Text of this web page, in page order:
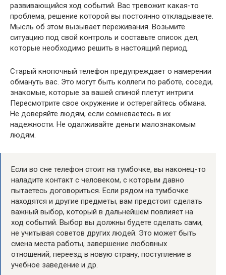
развивающийся ход событий. Вас тревожит какая-то
проблема, решение которой вы постоянно откладываете.
Мысль об этом вызывает переживания. Возьмите
ситуацию под свой контроль и составьте список дел,
которые необходимо решить в настоящий период.
Старый кнопочный телефон предупреждает о намерении
обмануть вас. Это могут быть коллеги по работе, соседи,
знакомые, которые за вашей спиной плетут интриги.
Пересмотрите свое окружение и остерегайтесь обмана.
Не доверяйте людям, если сомневаетесь в их
надежности. Не одалживайте деньги малознакомым
людям.
Если во сне телефон стоит на тумбочке, вы наконец-то
наладите контакт с человеком, с которым давно
пытаетесь договориться. Если рядом на тумбочке
находятся и другие предметы, вам предстоит сделать
важный выбор, который в дальнейшем повлияет на
ход событий. Выбор вы должны будете сделать сами,
не учитывая советов других людей. Это может быть
смена места работы, завершение любовных
отношений, переезд в новую страну, поступление в
учебное заведение и др.